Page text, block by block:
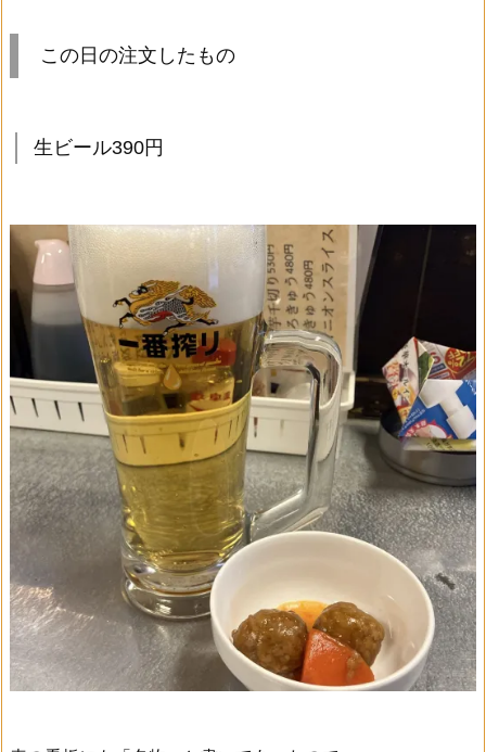
この日の注文したもの
生ビール390円